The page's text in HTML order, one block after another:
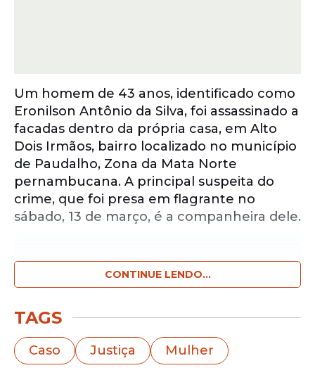
Um homem de 43 anos, identificado como
Eronilson Antônio da Silva, foi assassinado a
facadas dentro da própria casa, em Alto
Dois Irmãos, bairro localizado no município
de Paudalho, Zona da Mata Norte
pernambucana. A principal suspeita do
crime, que foi presa em flagrante no
sábado, 13 de março, é a companheira dele.
Notícias pelo WhatsApp
Receba as notícias exclusivas do
de Prefeiturapelo nosso canal.
Ana Flávia Manoela de Santana Neto, de 45
CONTINUE LENDO...
TAGS
Caso Justiça Mulher